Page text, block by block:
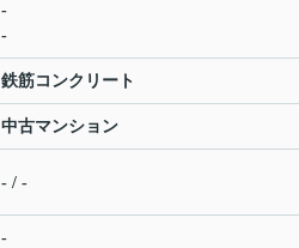
-
-
鉄筋コンクリート
中古マンション
- / -
-